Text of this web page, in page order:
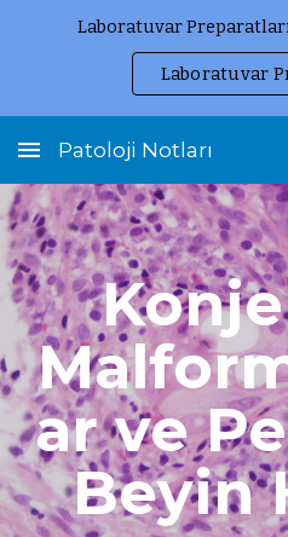
Laboratuvar Preparatları
Laboratuvar
Patoloji Notları
ar ve
Beyin